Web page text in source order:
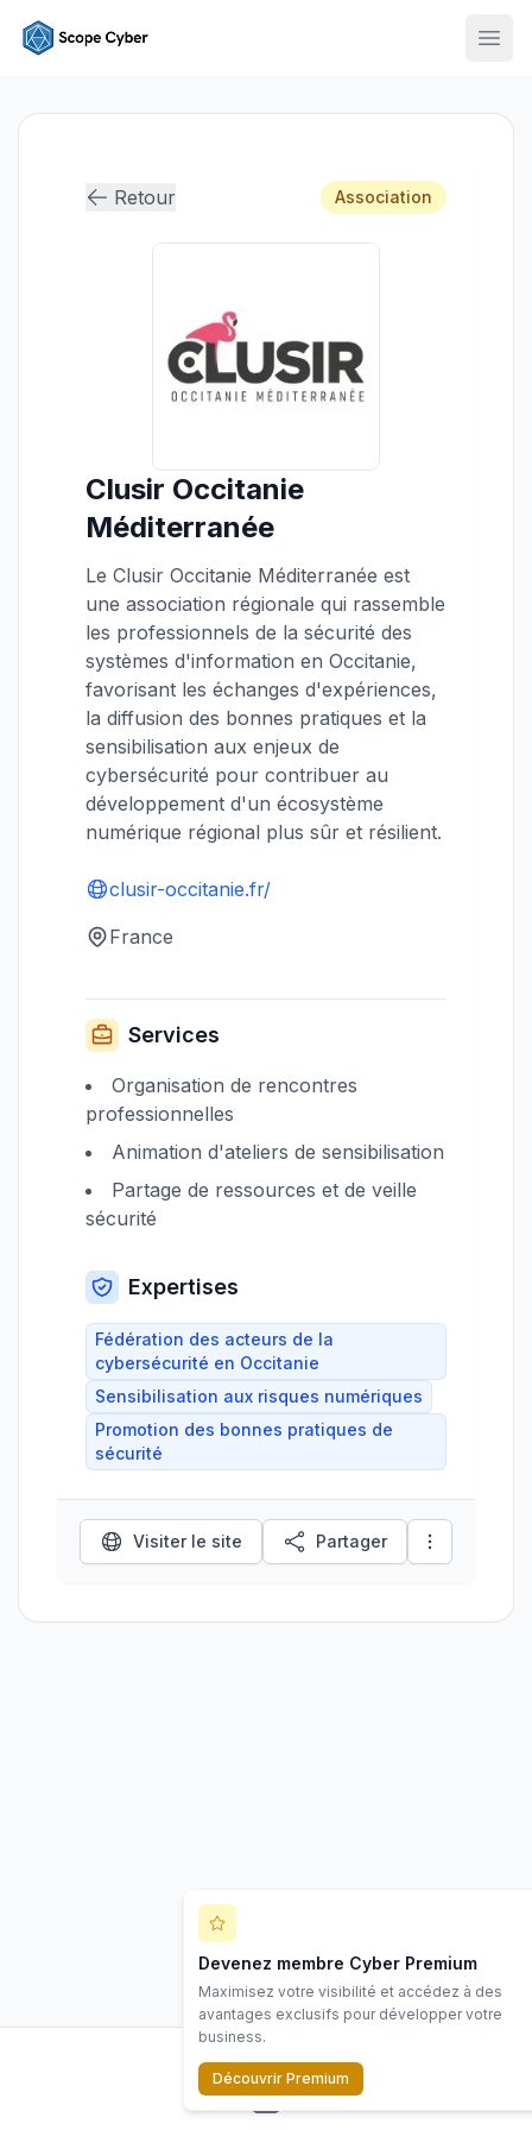
Retour Association
Clusir Occitanie
Méditerranée
Le Clusir Occitanie Méditerranée est
une association régionale qui rassemble
les professionnels de la sécurité des
systèmes d'information en Occitanie,
favorisant les échanges d'expériences,
la diffusion des bonnes pratiques et la
sensibilisation aux enjeux de
cybersécurité pour contribuer au
développement d'un écosystème
numérique régional plus sûr et résilient.
clusir-occitanie.fr/
France
Services
Organisation de rencontres
professionnelles
Animation d'ateliers de sensibilisation
Partage de ressources et de veille
sécurité
Expertises
Fédération des acteurs de la
cybersécurité en Occitanie
Sensibilisation aux risques numériques
Promotion des bonnes pratiques de
sécurité
Visiter le site Partager
LinkedIn
Devenez membre Cyber Premium
Maximisez votre visibilité et accédez à des
avantages exclusifs pour développer votre
business.
Découvrir Premium